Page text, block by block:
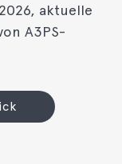
aktuelle
A3PS-